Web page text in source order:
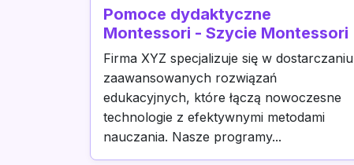
Pomoce dydaktyczne
Montessori - Szycie Montessori
Firma XYZ specjalizuje się w dostarczaniu
zaawansowanych rozwiązań
edukacyjnych, które łączą nowoczesne
technologie z efektywnymi metodami
nauczania. Nasze programy...